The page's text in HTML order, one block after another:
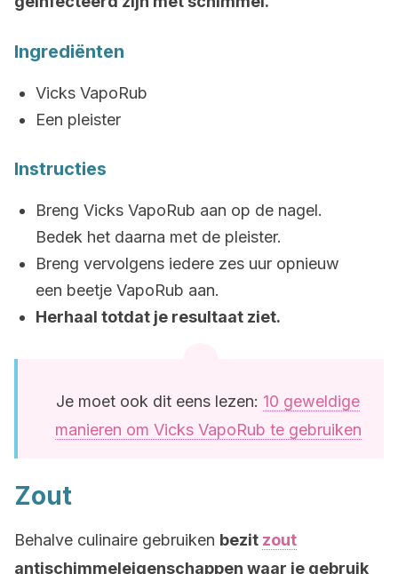
Ingrediënten
Vicks VapoRub
Een pleister
Instructies
Breng Vicks VapoRub aan op de nagel.
Bedek het daarna met de pleister.
Breng vervolgens iedere zes uur opnieuw
een beetje VapoRub aan.
Herhaal totdat je resultaat ziet.
Je moet ook dit eens lezen: 10 geweldige
manieren om Vicks VapoRub te gebruiken
Zout
Behalve culinaire gebruiken bezit zout
antischimmeleigenschappen waar je gebruik